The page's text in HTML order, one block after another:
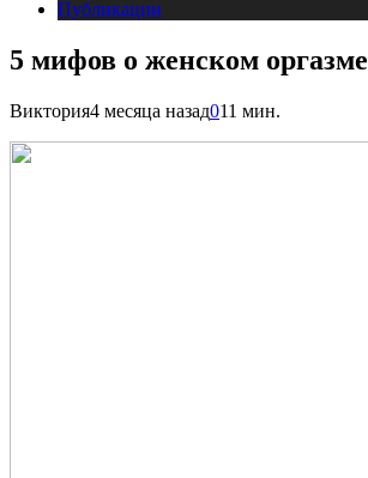
Публикации
5 мифов о женском оргазме
Виктория4 месяца назад011 мин.